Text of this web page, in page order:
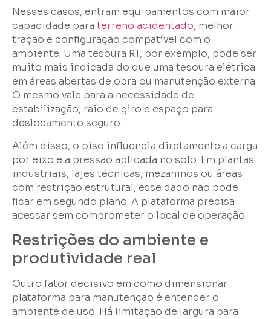
Nesses casos, entram equipamentos com maior
capacidade para terreno acidentado, melhor
tração e configuração compatível com o
ambiente. Uma tesoura RT, por exemplo, pode ser
muito mais indicada do que uma tesoura elétrica
em áreas abertas de obra ou manutenção externa.
O mesmo vale para a necessidade de
estabilização, raio de giro e espaço para
deslocamento seguro.
Além disso, o piso influencia diretamente a carga
por eixo e a pressão aplicada no solo. Em plantas
industriais, lajes técnicas, mezaninos ou áreas
com restrição estrutural, esse dado não pode
ficar em segundo plano. A plataforma precisa
acessar sem comprometer o local de operação.
Restrições do ambiente e
produtividade real
Outro fator decisivo em como dimensionar
plataforma para manutenção é entender o
ambiente de uso. Há limitação de largura para